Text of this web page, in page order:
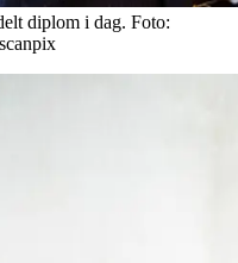
diplom i dag. Foto: